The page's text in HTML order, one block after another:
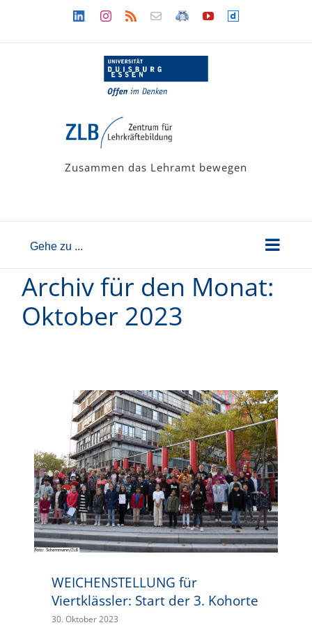
LinkedinInstagram
Rss Newsletter
LehramtsWiki
YouTubeDailymotion
Zusammen das Lehramt bewegen
Gehe zu ...
Archiv für den Monat:
Oktober 2023
WEICHENSTELLUNG für
Viertklässler: Start der 3. Kohorte
30. Oktober 2023